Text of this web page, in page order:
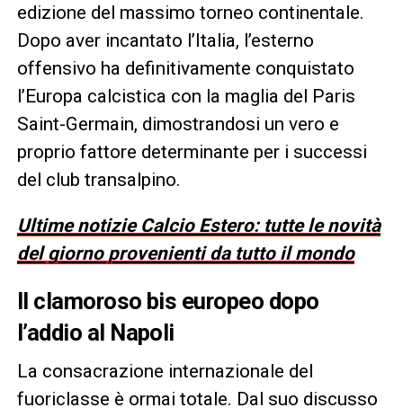
edizione del massimo torneo continentale.
Dopo aver incantato l’Italia, l’esterno
offensivo ha definitivamente conquistato
l’Europa calcistica con la maglia del Paris
Saint-Germain, dimostrandosi un vero e
proprio fattore determinante per i successi
del club transalpino.
Ultime notizie Calcio Estero: tutte le novità
del giorno provenienti da tutto il mondo
Il clamoroso bis europeo dopo
l’addio al Napoli
La consacrazione internazionale del
fuoriclasse è ormai totale. Dal suo discusso